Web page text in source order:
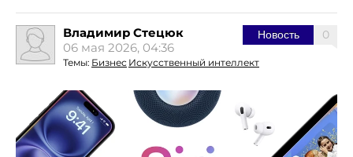
0
Новость
Владимир Стецюк
06 мая 2026, 04:36
Темы: Бизнес Искусственный интеллект